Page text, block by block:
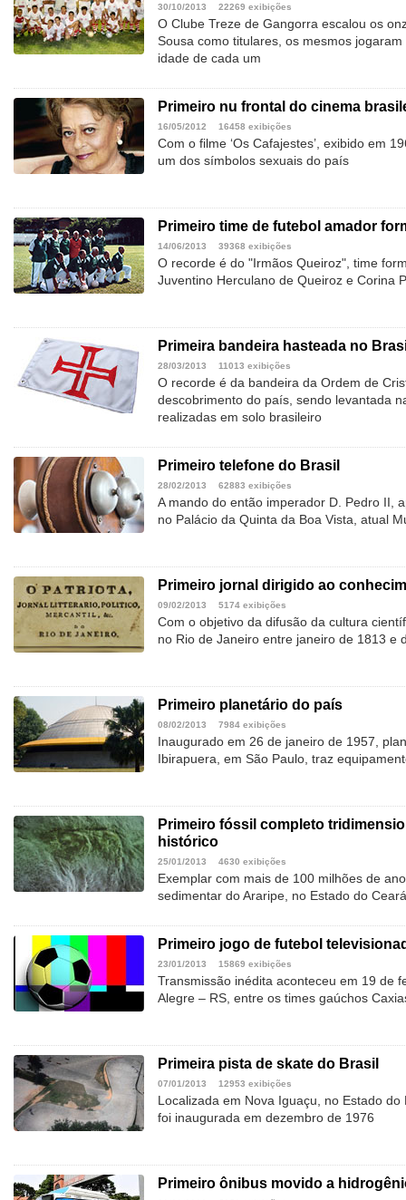
30/10/2013 22269 exibições
O Clube Treze de Gangorra escalou os
Sousa como titulares, os mesmos
idade de cada um
Primeiro nu frontal do cinema
16/05/2012 16458 exibições
Com o filme ‘Os Cafajestes’, exibido em
um dos símbolos sexuais do país
Primeiro time de futebol amador
14/06/2013 39368 exibições
O recorde é do "Irmãos Queiroz", time
Juventino Herculano de Queiroz e Corina
Primeira bandeira hasteada no
28/03/2013 11013 exibições
O recorde é da bandeira da Ordem de
descobrimento do país, sendo levantada
realizadas em solo brasileiro
Primeiro telefone do Brasil
28/02/2013 62883 exibições
A mando do então imperador D. Pedro II,
no Palácio da Quinta da Boa Vista, atual
Primeiro jornal dirigido ao
09/02/2013 5174 exibições
Com o objetivo da difusão da cultura
no Rio de Janeiro entre janeiro de 1813 e
Primeiro planetário do país
08/02/2013 7984 exibições
Inaugurado em 26 de janeiro de 1957,
Ibirapuera, em São Paulo, traz
Primeiro fóssil completo
histórico
25/01/2013 4630 exibições
Exemplar com mais de 100 milhões de
sedimentar do Araripe, no Estado do Ceará
Primeiro jogo de futebol
23/01/2013 15869 exibições
Transmissão inédita aconteceu em 19 de
Alegre – RS, entre os times gaúchos
Primeira pista de skate do Brasil
07/01/2013 12953 exibições
Localizada em Nova Iguaçu, no Estado
foi inaugurada em dezembro de 1976
Primeiro ônibus movido a